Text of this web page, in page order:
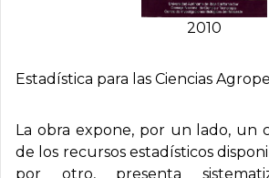
2010
Estadí­stica para las Ciencias
La obra expone, por un lado, un
de los recursos estadísticos
por otro, presenta